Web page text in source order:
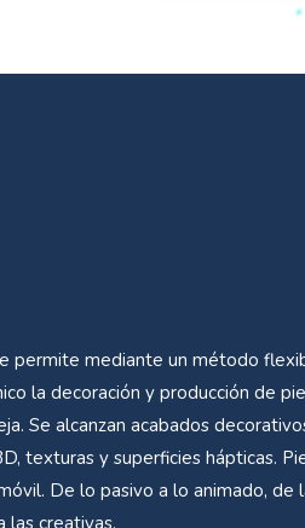
permite mediante un método
la decoración y producción de
Se alcanzan acabados
texturas y superficies hápticas.
De lo pasivo a lo animado, de
las creativas.